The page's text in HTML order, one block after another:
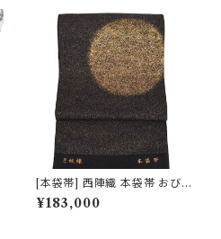
[本袋帯] 西陣織 本袋帯 おび工
房たなか 謹製 夜空の月文様 砂
子金帯 正絹 日本製(商品番号:1
¥183,000